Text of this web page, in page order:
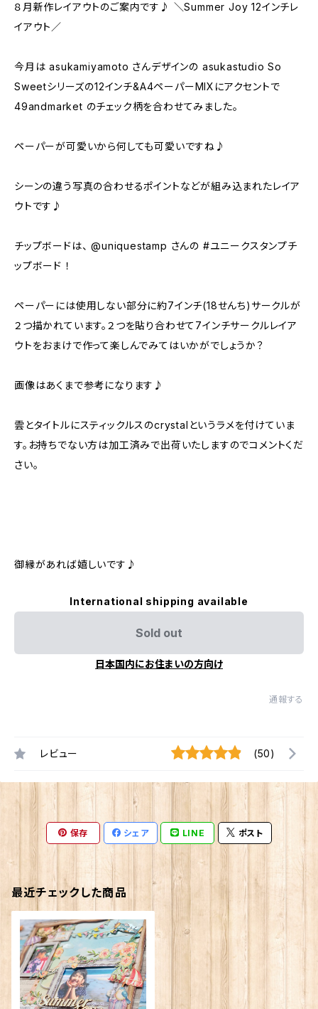
８月新作レイアウトのご案内です♪ ＼Summer Joy 12インチレ
イアウト／
今月は asukamiyamoto さんデザインの asukastudio So
Sweetシリーズの12インチ&A4ペーパーMIXにアクセントで
49andmarket のチェック柄を合わせてみました。
ペーパーが可愛いから何しても可愛いですね♪
シーンの違う写真の合わせるポイントなどが組み込まれたレイア
ウトです♪
チップボードは、 @uniquestamp さんの #ユニークスタンプチ
ップボード ！
ペーパーには使用しない部分に約7インチ(18せんち)サークルが
２つ描かれています。２つを貼り合わせて7インチサークルレイア
ウトをおまけで作って楽しんでみてはいかがでしょうか？
画像はあくまで参考になります♪
雲とタイトルにスティックルスのcrystalというラメを付けていま
す。お持ちでない方は加工済みで出荷いたしますのでコメントくだ
さい。
御縁があれば嬉しいです♪
International shipping available
Sold out
日本国内にお住まいの方向け
通報する
レビュー (50)
保存 シェア LINE ポスト
最近チェックした商品